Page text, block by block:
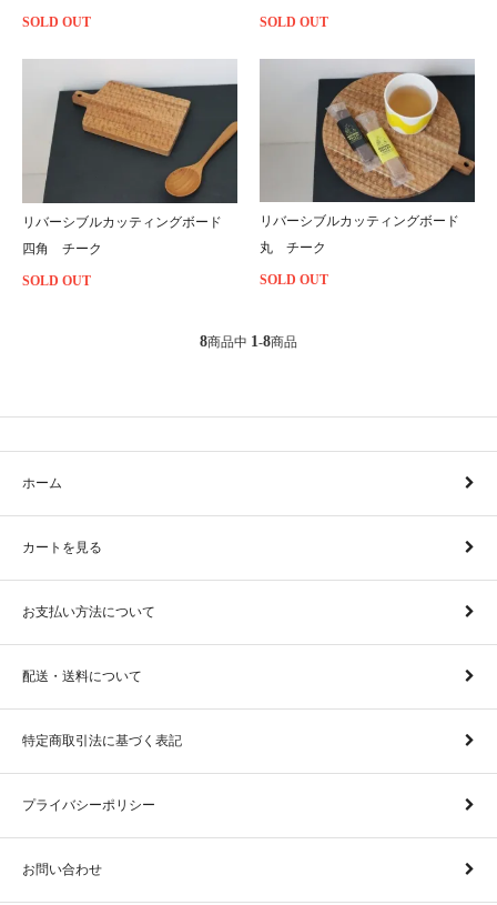
SOLD OUT SOLD OUT
リバーシブルカッティングボード
四角 チーク
SOLD OUT
リバーシブルカッティングボード
丸 チーク
SOLD OUT
8商品中 1-8商品
ホーム
カートを見る
お支払い方法について
配送・送料について
特定商取引法に基づく表記
プライバシーポリシー
お問い合わせ